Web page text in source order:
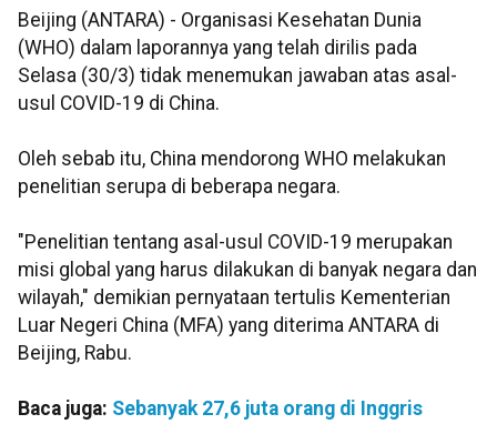
Beijing (ANTARA) - Organisasi Kesehatan Dunia
(WHO) dalam laporannya yang telah dirilis pada
Selasa (30/3) tidak menemukan jawaban atas asal-
usul COVID-19 di China.
Oleh sebab itu, China mendorong WHO melakukan
penelitian serupa di beberapa negara.
"Penelitian tentang asal-usul COVID-19 merupakan
misi global yang harus dilakukan di banyak negara dan
wilayah," demikian pernyataan tertulis Kementerian
Luar Negeri China (MFA) yang diterima ANTARA di
Beijing, Rabu.
Baca juga: Sebanyak 27,6 juta orang di Inggris